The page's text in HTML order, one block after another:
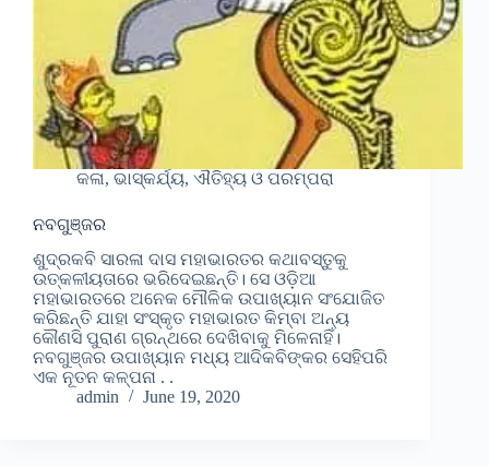
କଳା, ଭାସ୍କର୍ଯ୍ୟ, ଐତିହ୍ୟ ଓ ପରମ୍ପରା
ନବଗୁଞ୍ଜର
ଶୁଦ୍ରକବି ସାରଳା ଦାସ ମହାଭାରତର କଥାବସ୍ତୁକୁ
ଉତ୍କଳୀୟତାରେ ଭରିଦେଇଛନ୍ତି। ସେ ଓଡି଼ଆ
ମହାଭାରତରେ ଅନେକ ମୌଳିକ ଉପାଖ୍ୟାନ ସଂଯୋଜିତ
କରିଛନ୍ତି ଯାହା ସଂସ୍କୃତ ମହାଭାରତ କିମ୍ବା ଅନ୍ୟ
କୌଣସି ପୁରାଣ ଗ୍ରନ୍ଥରେ ଦେଖିବାକୁ ମିଳେନାହିଁ।
ନବଗୁଞ୍ଜର ଉପାଖ୍ୟାନ ମଧ୍ୟ ଆଦିକବିଙ୍କର ସେହିପରି
ଏକ ନୂତନ କଳ୍ପନା . .
admin
June 19, 2020